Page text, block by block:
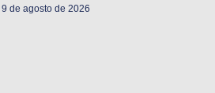
9 de agosto de 2026